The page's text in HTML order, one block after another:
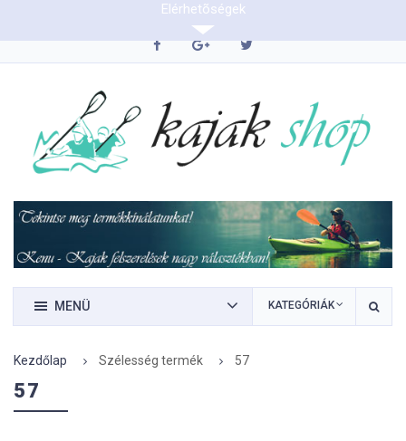
0620/9423290
MENÜ KATEGÓRIÁK
Kezdőlap Szélesség termék 57
57
Elérhetõségek